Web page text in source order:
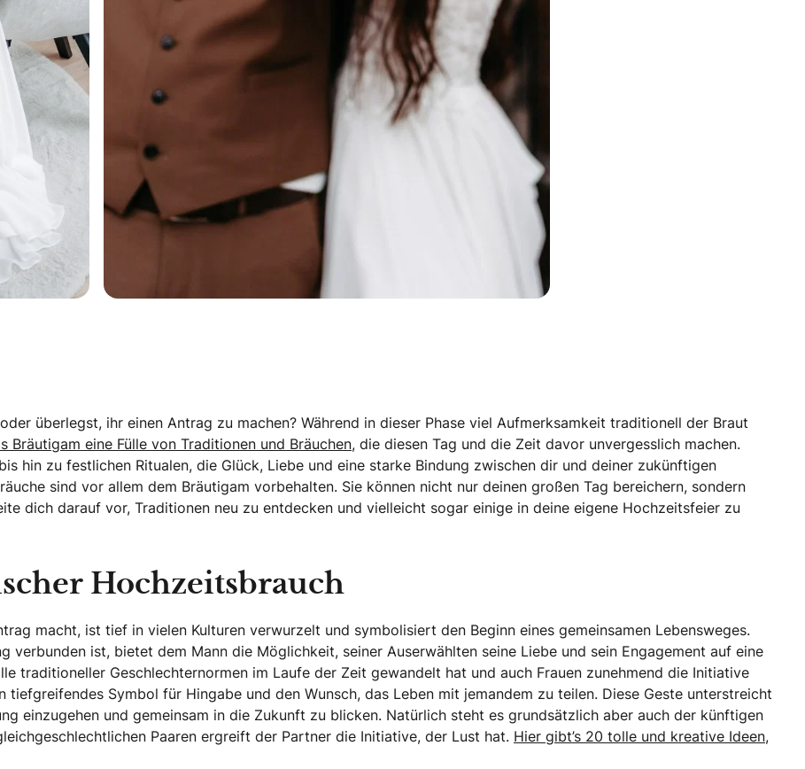
überlegst, ihr einen Antrag zu machen? Während in dieser Phase viel Aufmerksamkeit traditionell der Braut
Bräutigam eine Fülle von Traditionen und Bräuchen, die diesen Tag und die Zeit davor unvergesslich machen.
hin zu festlichen Ritualen, die Glück, Liebe und eine starke Bindung zwischen dir und deiner zukünftigen
sind vor allem dem Bräutigam vorbehalten. Sie können nicht nur deinen großen Tag bereichern, sondern
dich darauf vor, Traditionen neu zu entdecken und vielleicht sogar einige in deine eigene Hochzeitsfeier zu
Hochzeitsbrauch
macht, ist tief in vielen Kulturen verwurzelt und symbolisiert den Beginn eines gemeinsamen Lebensweges.
verbunden ist, bietet dem Mann die Möglichkeit, seiner Auserwählten seine Liebe und sein Engagement auf eine
traditioneller Geschlechternormen im Laufe der Zeit gewandelt hat und auch Frauen zunehmend die Initiative
Symbol für Hingabe und den Wunsch, das Leben mit jemandem zu teilen. Diese Geste unterstreicht
einzugehen und gemeinsam in die Zukunft zu blicken. Natürlich steht es grundsätzlich aber auch der künftigen
Paaren ergreift der Partner die Initiative, der Lust hat. Hier gibt’s 20 tolle und kreative Ideen,